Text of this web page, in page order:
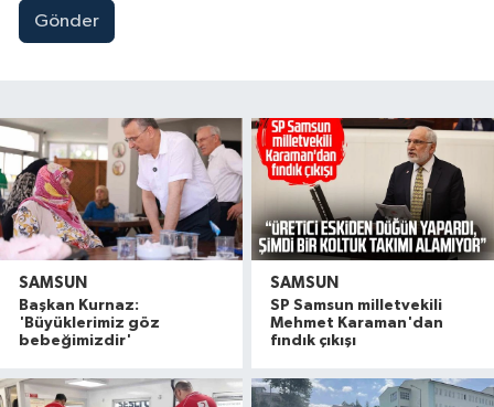
Gönder
SAMSUN
Başkan Kurnaz:
'Büyüklerimiz göz
bebeğimizdir'
SAMSUN
SP Samsun milletvekili
Mehmet Karaman'dan
fındık çıkışı